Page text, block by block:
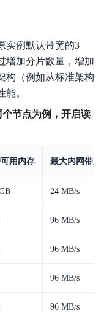
实例默认带宽的3
增加分片数量，增加
构（例如从标准架构
。
节点为例，开启读
用内存 最大内网带宽
24 MB/s
96 MB/s
96 MB/s
96 MB/s
96 MB/s